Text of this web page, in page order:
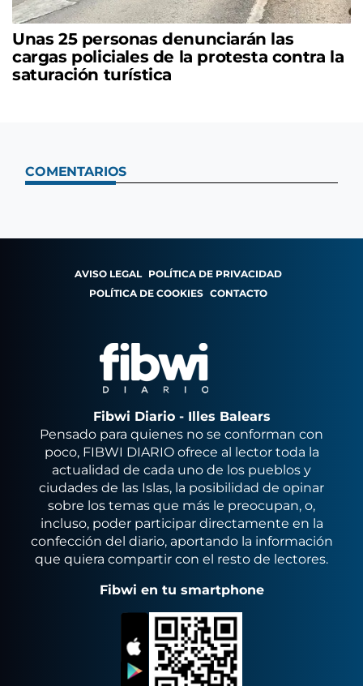
Unas 25 personas denunciarán las
cargas policiales de la protesta contra la
saturación turística
COMENTARIOS
AVISO LEGAL POLÍTICA DE PRIVACIDAD
POLÍTICA DE COOKIES CONTACTO
Fibwi Diario - Illes Balears
Pensado para quienes no se conforman con
poco, FIBWI DIARIO ofrece al lector toda la
actualidad de cada uno de los pueblos y
ciudades de las Islas, la posibilidad de opinar
sobre los temas que más le preocupan, o,
incluso, poder participar directamente en la
confección del diario, aportando la información
que quiera compartir con el resto de lectores.
Fibwi en tu smartphone